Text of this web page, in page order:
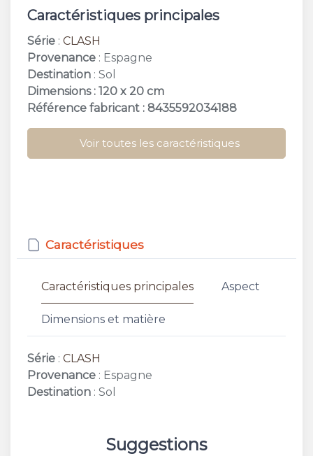
Caractéristiques principales
Série : CLASH
Provenance : Espagne
Destination : Sol
Dimensions : 120 x 20 cm
Référence fabricant : 8435592034188
Voir toutes les caractéristiques
Caractéristiques
Caractéristiques principales Aspect
Dimensions et matière
Série : CLASH
Provenance : Espagne
Destination : Sol
Suggestions